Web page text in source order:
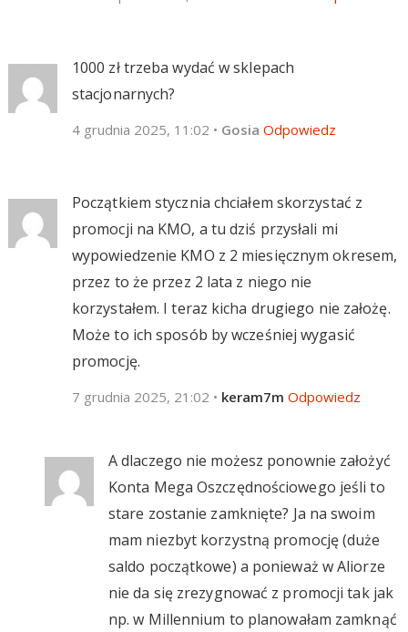
1000 zł trzeba wydać w sklepach
stacjonarnych?
4 grudnia 2025, 11:02 • Gosia Odpowiedz
Początkiem stycznia chciałem skorzystać z
promocji na KMO, a tu dziś przysłali mi
wypowiedzenie KMO z 2 miesięcznym okresem,
przez to że przez 2 lata z niego nie
korzystałem. I teraz kicha drugiego nie założę.
Może to ich sposób by wcześniej wygasić
promocję.
7 grudnia 2025, 21:02 • keram7m Odpowiedz
A dlaczego nie możesz ponownie założyć
Konta Mega Oszczędnościowego jeśli to
stare zostanie zamknięte? Ja na swoim
mam niezbyt korzystną promocję (duże
saldo początkowe) a ponieważ w Aliorze
nie da się zrezygnować z promocji tak jak
np. w Millennium to planowałam zamknąć